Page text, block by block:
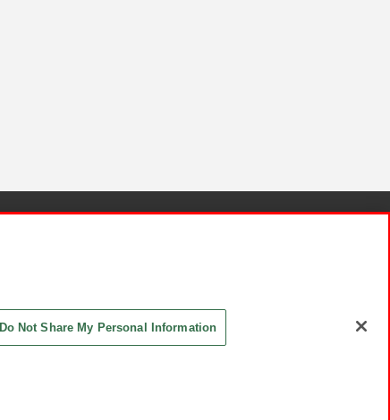
Do Not Share My Personal Information